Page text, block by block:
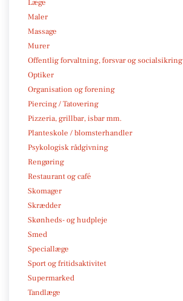
Læge
Maler
Massage
Murer
Offentlig forvaltning, forsvar og socialsikring
Optiker
Organisation og forening
Piercing / Tatovering
Pizzeria, grillbar, isbar mm.
Planteskole / blomsterhandler
Psykologisk rådgivning
Rengøring
Restaurant og café
Skomager
Skrædder
Skønheds- og hudpleje
Smed
Speciallæge
Sport og fritidsaktivitet
Supermarked
Tandlæge